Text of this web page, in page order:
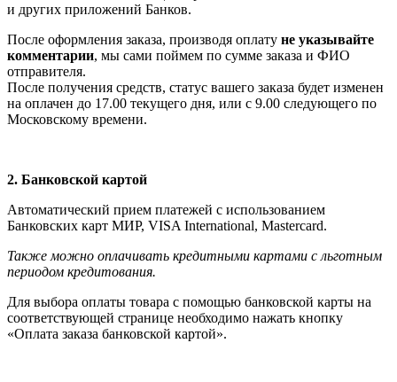
и других приложений Банков.
После оформления заказа, производя оплату не указывайте
комментарии, мы сами поймем по сумме заказа и ФИО
отправителя.
После получения средств, статус вашего заказа будет изменен
на оплачен до 17.00 текущего дня, или с 9.00 следующего по
Московскому времени.
2. Банковской картой
Автоматический прием платежей с использованием
Банковских карт МИР, VISA International, Мastercard.
Также можно оплачивать кредитными картами с льготным
периодом кредитования.
Для выбора оплаты товара с помощью банковской карты на
соответствующей странице необходимо нажать кнопку
«Оплата заказа банковской картой».